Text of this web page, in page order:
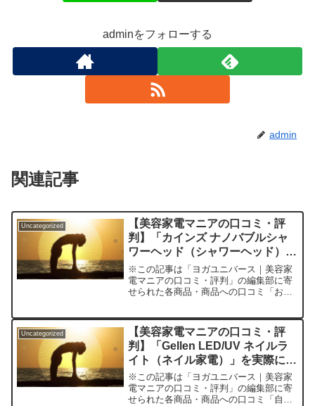
adminをフォローする
admin
関連記事
Uncategorized
【美容家電マニアの口コミ・評
判】「カインズ ナノバブルシャ
ワーヘッド（シャワーヘッド）」
を実際に使ってみた正直感想
※この記事は「ヨガユニバース｜美容家
電マニアの口コミ・評判」の編集部に寄
せられた各商品・商品への口コミ「お風
がぐっと高まる中、「水道代を抑えた
い」「肌に優しいシャワーに...
Uncategorized
【美容家電マニアの口コミ・評
判】「Gellen LED/UV ネイルラ
イト（ネイル家電）」を実際に使
ってみた正直感想
※この記事は「ヨガユニバース｜美容家
電マニアの口コミ・評判」の編集部に寄
せられた各商品・商品への口コミ「自宅